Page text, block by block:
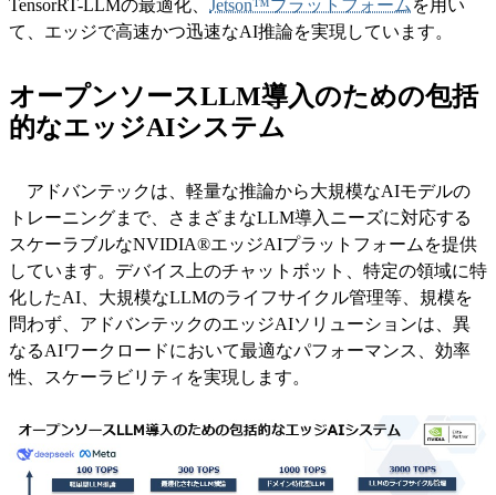
TensorRT-LLMの最適化、 Jetson™プラットフォーム を用い
て、エッジで高速かつ迅速なAI推論を実現しています。
オープンソースLLM導入のための包括
的なエッジAIシステム
アドバンテックは、軽量な推論から大規模なAIモデルの
トレーニングまで、さまざまなLLM導入ニーズに対応する
スケーラブルなNVIDIA®エッジAIプラットフォームを提供
しています。デバイス上のチャットボット、特定の領域に特
化したAI、大規模なLLMのライフサイクル管理等、規模を
問わず、アドバンテックのエッジAIソリューションは、異
なるAIワークロードにおいて最適なパフォーマンス、効率
性、スケーラビリティを実現します。